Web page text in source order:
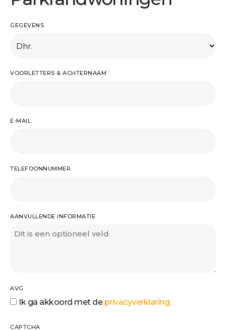
GEGEVENS
VOORLETTERS & ACHTERNAAM
E-MAIL
TELEFOONNUMMER
AANVULLENDE INFORMATIE
AVG
Ik ga akkoord met de privacyverklaring
CAPTCHA